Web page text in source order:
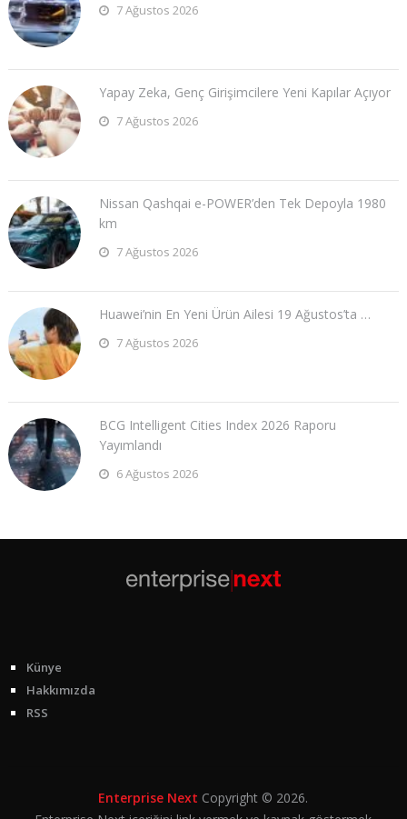
7 Ağustos 2026
Yapay Zeka, Genç Girişimcilere Yeni Kapılar Açıyor
7 Ağustos 2026
Nissan Qashqai e-POWER’den Tek Depoyla 1980
km
7 Ağustos 2026
Huawei’nin En Yeni Ürün Ailesi 19 Ağustos’ta …
7 Ağustos 2026
BCG Intelligent Cities Index 2026 Raporu
Yayımlandı
6 Ağustos 2026
Künye
Hakkımızda
RSS
Enterprise Next Copyright © 2026.